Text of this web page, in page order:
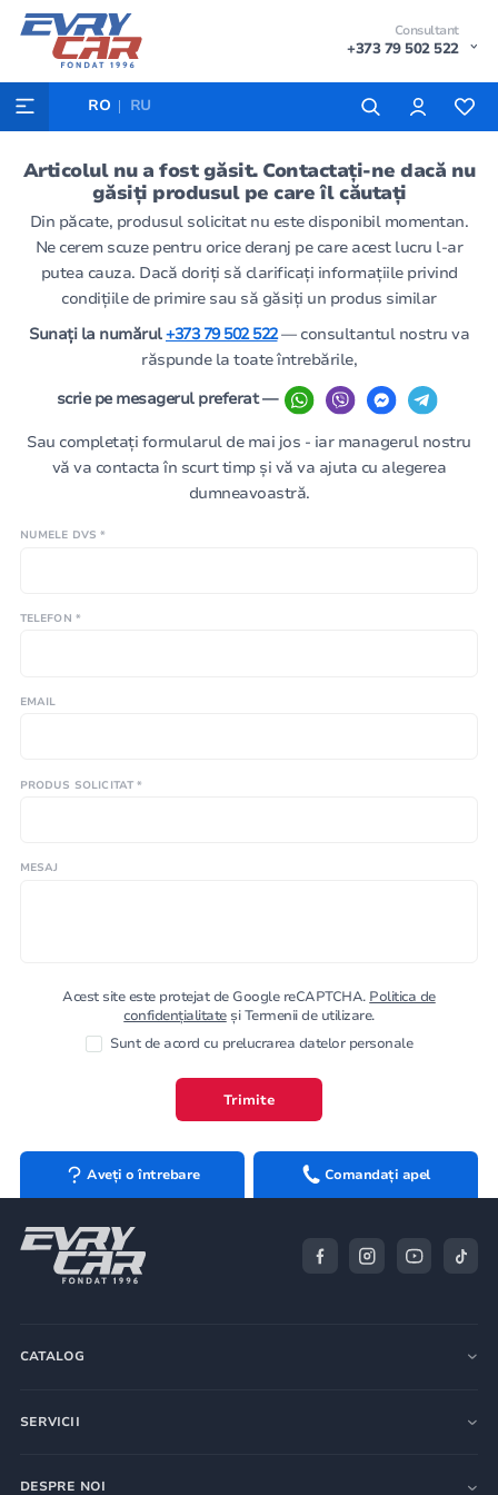
Consultant
+373 79 502 522
RO RU
Articolul nu a fost găsit. Contactați-ne dacă nu
găsiți produsul pe care îl căutați
Din păcate, produsul solicitat nu este disponibil momentan.
Ne cerem scuze pentru orice deranj pe care acest lucru l-ar
putea cauza. Dacă doriți să clarificați informațiile privind
condițiile de primire sau să găsiți un produs similar
Sunați la numărul+373 79 502 522— consultantul nostru va
răspunde la toate întrebările,
scrie pe mesagerul preferat —
Sau completați formularul de mai jos - iar managerul nostru
vă va contacta în scurt timp și vă va ajuta cu alegerea
dumneavoastră.
NUMELE DVS *
TELEFON *
EMAIL
PRODUS SOLICITAT *
MESAJ
Acest site este protejat de Google reCAPTCHA. Politica de
confidențialitateși Termenii de utilizare.
Sunt de acord cu prelucrarea datelor personale
Trimite
Aveți o întrebare Comandați apel
CATALOG
SERVICII
DESPRE NOI